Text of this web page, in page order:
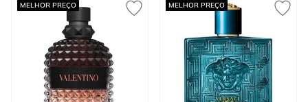
MELHOR PREÇO MELHOR PREÇO